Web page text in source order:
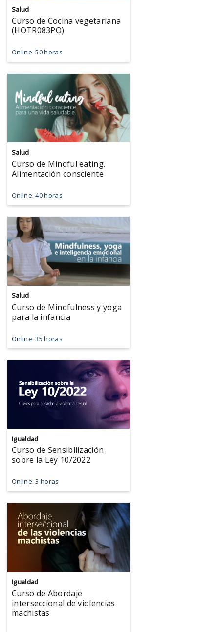
Salud
Curso de Cocina vegetariana
(HOTR083PO)
Online: 50 horas
Salud
Curso de Mindful eating.
Alimentación consciente
Online: 40 horas
Salud
Curso de Mindfulness y yoga
para la infancia
Online: 35 horas
Igualdad
Curso de Sensibilización
sobre la Ley 10/2022
Online: 3 horas
Igualdad
Curso de Abordaje
interseccional de violencias
machistas